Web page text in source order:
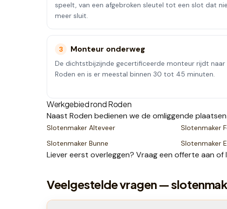
speelt, van een afgebroken sleutel tot een slot dat
meer sluit.
3 Monteur onderweg
De dichtstbijzijnde gecertificeerde monteur rijdt naar
Roden en is er meestal binnen 30 tot 45 minuten.
Werkgebied rondRoden
Naast Roden bedienen we de omliggende plaatsen
Slotenmaker Alteveer Slotenmaker
Slotenmaker Bunne Slotenmaker
Liever eerst overleggen? Vraag een offerte aan of
Veelgestelde vragen —